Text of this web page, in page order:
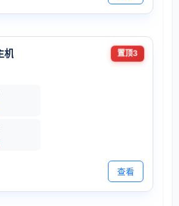
机 置顶3
查看